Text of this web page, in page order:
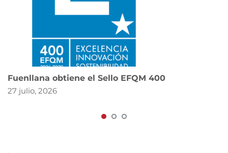
Fuenllana obtiene el Sello EFQM 400
27 julio, 2026